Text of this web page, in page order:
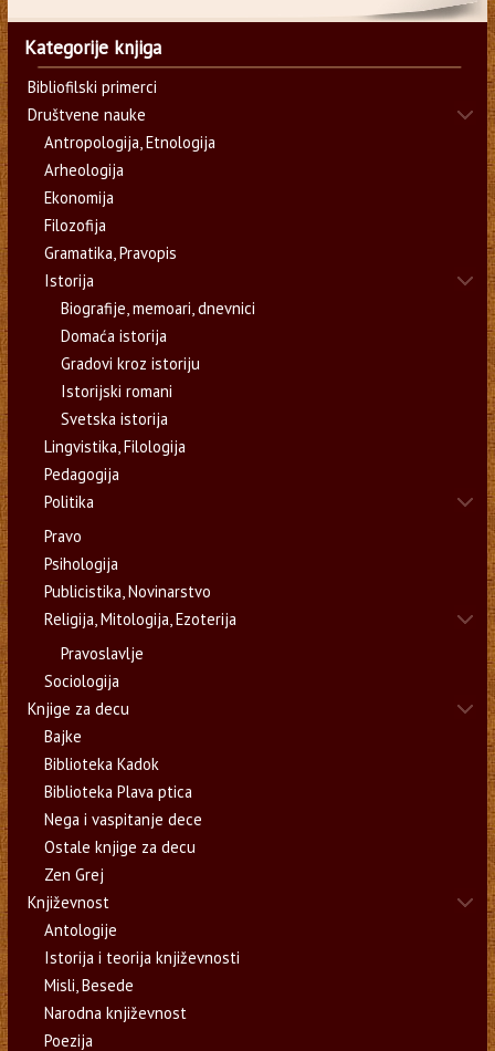
Kategorije knjiga
Bibliofilski primerci
Društvene nauke
Antropologija, Etnologija
Arheologija
Ekonomija
Filozofija
Gramatika, Pravopis
Istorija
Biografije, memoari, dnevnici
Domaća istorija
Gradovi kroz istoriju
Istorijski romani
Svetska istorija
Lingvistika, Filologija
Pedagogija
Politika
Pravo
Psihologija
Publicistika, Novinarstvo
Religija, Mitologija, Ezoterija
Pravoslavlje
Sociologija
Knjige za decu
Bajke
Biblioteka Kadok
Biblioteka Plava ptica
Nega i vaspitanje dece
Ostale knjige za decu
Zen Grej
Književnost
Antologije
Istorija i teorija književnosti
Misli, Besede
Narodna književnost
Poezija